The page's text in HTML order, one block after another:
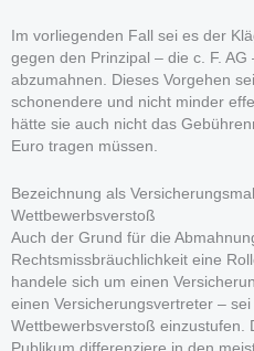
Im vorliegenden Fall sei es der
gegen den Prinzipal – die c. F.
abzumahnen. Dieses Vorgehen
schonendere und nicht minder
hätte sie auch nicht das
Euro tragen müssen.
Bezeichnung als
Wettbewerbsverstoß
Auch der Grund für die
Rechtsmissbräuchlichkeit eine
handele sich um einen
einen Versicherungsvertreter –
Wettbewerbsverstoß einzustufen.